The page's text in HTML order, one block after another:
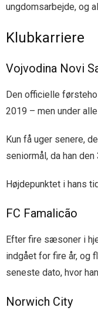
ungdomsarbejde, og
Klubkarriere
Vojvodina Novi
Den officielle
2019 – men under
Kun få uger senere,
seniormål, da han
Højdepunktet i hans
FC Famalicão
Efter fire sæsoner i
indgået for fire år, og
seneste dato, hvor
Norwich City